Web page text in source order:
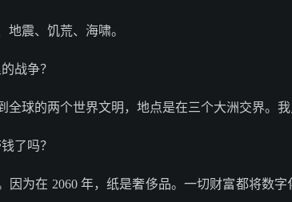
地震、饥荒、海啸。
战争？
全球的两个世界文明，地点是在三个大洲交界。我
了吗？
因为在 2060 年，纸是奢侈品。一切财富都将数